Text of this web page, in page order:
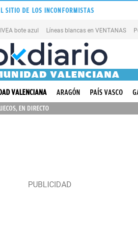
SITIO DE LOS INCONFORMISTAS
bote azul Líneas blancas en VENTANAS
VALENCIANA
VALENCIANA ARAGÓN PAÍS VASCO
EN DIRECTO